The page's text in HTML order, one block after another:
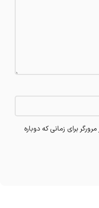
برای زمانی که دوباره